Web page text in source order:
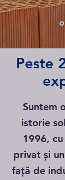
Peste
Suntem
istorie
1996,
privat și
față de